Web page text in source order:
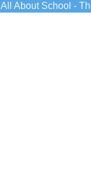
All About School -